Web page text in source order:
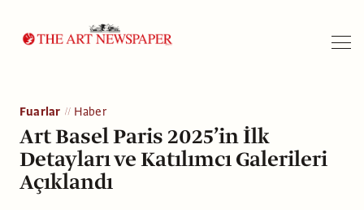
Fuarlar Haber
Art Basel Paris 2025’in İlk
Detayları ve Katılımcı Galerileri
Açıklandı